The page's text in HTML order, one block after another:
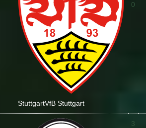
StuttgartVfB Stuttgart
0
3